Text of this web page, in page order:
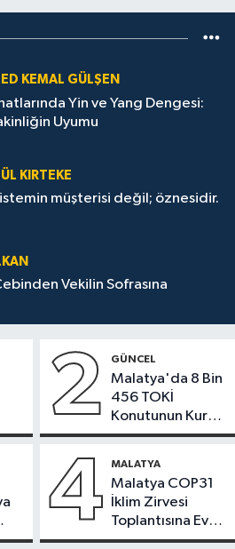
KEMAL GÜLŞEN
Yin ve Yang Dengesi:
Uyumu
KIRTEKE
müşterisi değil; öznesidir.
Vekilin Sofrasına
2 GÜNCEL
Malatya'da 8 Bin
456 TOKİ
Konutunun Kurası
Bugün Çekiliyor
4 MALATYA
Malatya COP31
İklim Zirvesi
Toplantısına Ev
Sahipliği Yaptı